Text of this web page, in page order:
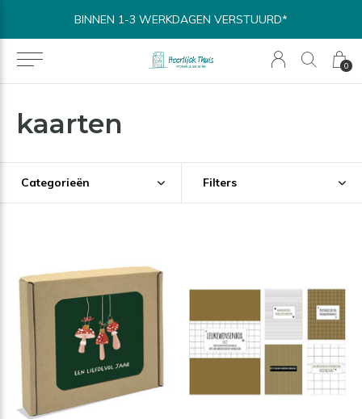
0
BINNEN 1-3 WERKDAGEN VERSTUURD*
kaarten
Categorieën Filters